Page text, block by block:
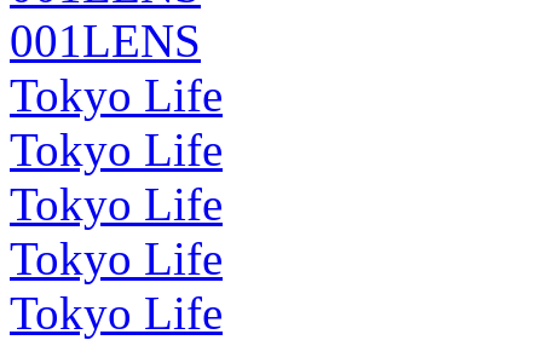
001LENS
Tokyo Life
Tokyo Life
Tokyo Life
Tokyo Life
Tokyo Life